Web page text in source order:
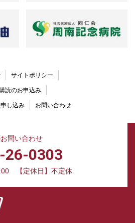
サイトポリシー
読のお申込み
し込み お問い合わせ
問い合わせ
26-0303
【定休日】不定休